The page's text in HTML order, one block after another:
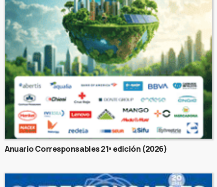
Anuario Corresponsables 21ª edición (2026)